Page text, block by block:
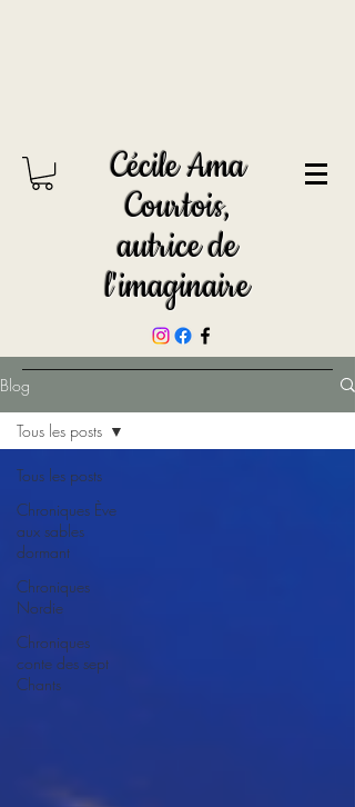
Cécile Ama
Courtois,
autrice de
l'imaginaire
Blog
Tous les posts
Chroniques Ève
aux sables
dormant
Chroniques
Nordie
Chroniques
conte des sept
Chants
Tous les posts